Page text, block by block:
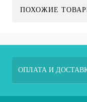
ПОХОЖИЕ
ОПЛАТА И